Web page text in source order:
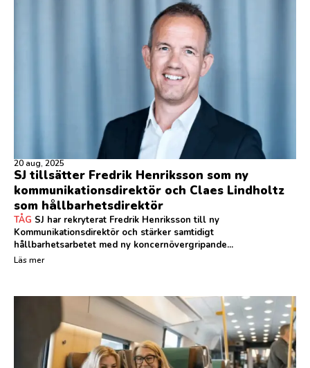
20 aug, 2025
SJ tillsätter Fredrik Henriksson som ny
kommunikationsdirektör och Claes Lindholtz
som hållbarhetsdirektör
TÅG SJ har rekryterat Fredrik Henriksson till ny
Kommunikationsdirektör och stärker samtidigt
hållbarhetsarbetet med ny koncernövergripande...
Läs mer